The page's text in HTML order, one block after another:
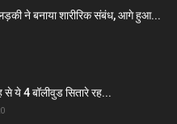
ने बनाया शारीरिक संबंध, आगे हुआ...
ये 4 बॉलीवुड सितारे रह...